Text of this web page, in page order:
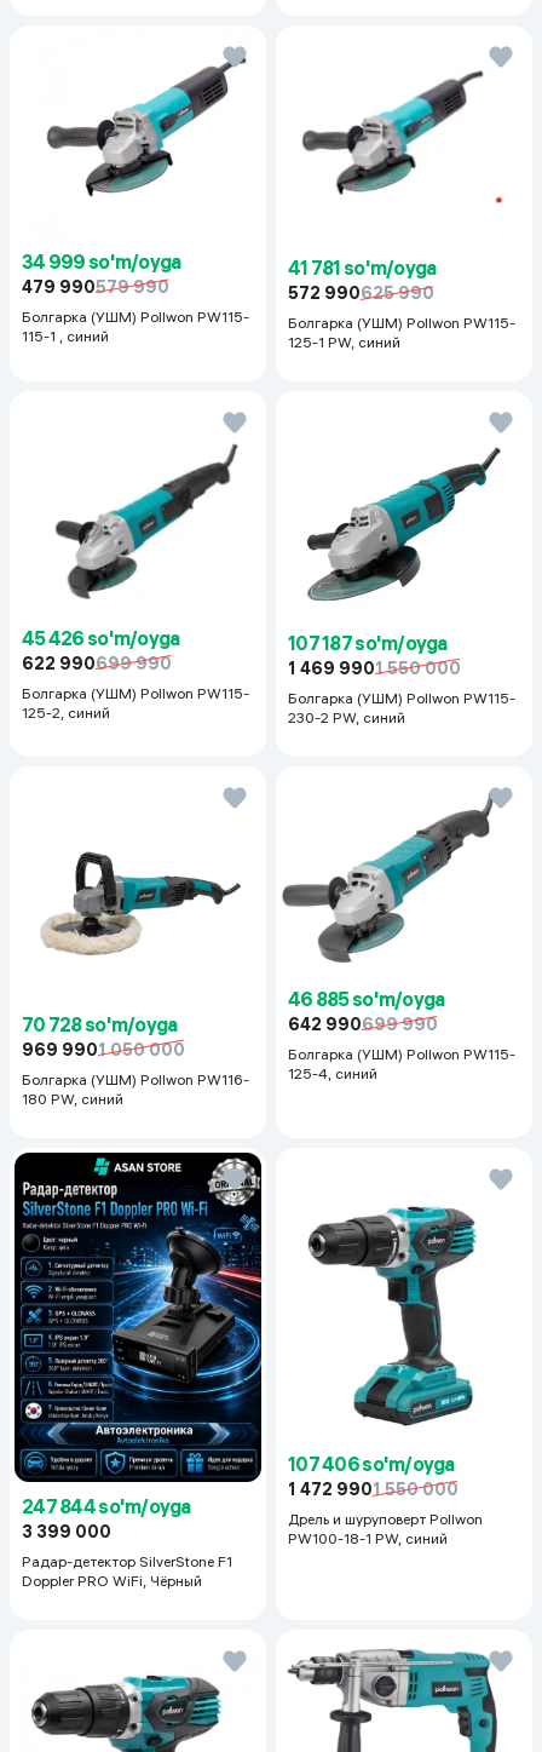
34 999 so'm/oyga
479 990579 990
Болгарка (УШМ) Pollwon PW115-
115-1 , синий
41 781 so'm/oyga
572 990625 990
Болгарка (УШМ) Pollwon PW115-
125-1 PW, синий
45 426 so'm/oyga
622 990699 990
Болгарка (УШМ) Pollwon PW115-
125-2, синий
107 187 so'm/oyga
1 469 9901 550 000
Болгарка (УШМ) Pollwon PW115-
230-2 PW, синий
70 728 so'm/oyga
969 9901 050 000
Болгарка (УШМ) Pollwon PW116-
180 PW, синий
46 885 so'm/oyga
642 990699 990
Болгарка (УШМ) Pollwon PW115-
125-4, синий
247 844 so'm/oyga
3 399 000
Радар-детектор SilverStone F1
Doppler PRO WiFi, Чёрный
107 406 so'm/oyga
1 472 9901 550 000
Дрель и шуруповерт Pollwon
PW100-18-1 PW, синий